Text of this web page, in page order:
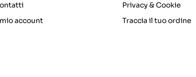
account
Privacy & Cookie
Traccia il tuo ordine